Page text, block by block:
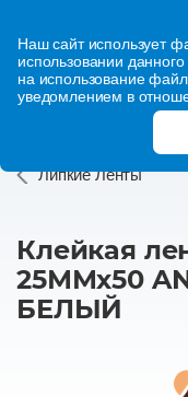
Наш сайт использует
использовании
на использование
уведомлением в
Липкие Ленты
Клейкая
25ММх50
БЕЛЫЙ